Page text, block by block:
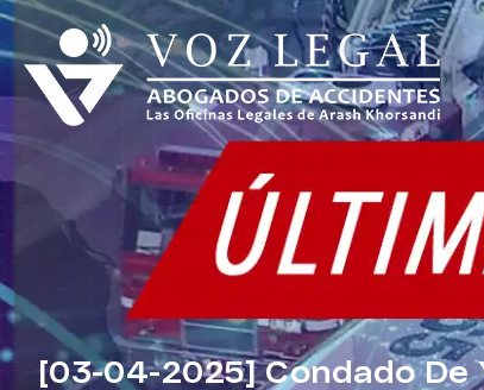
[03-04-2025] Condado De